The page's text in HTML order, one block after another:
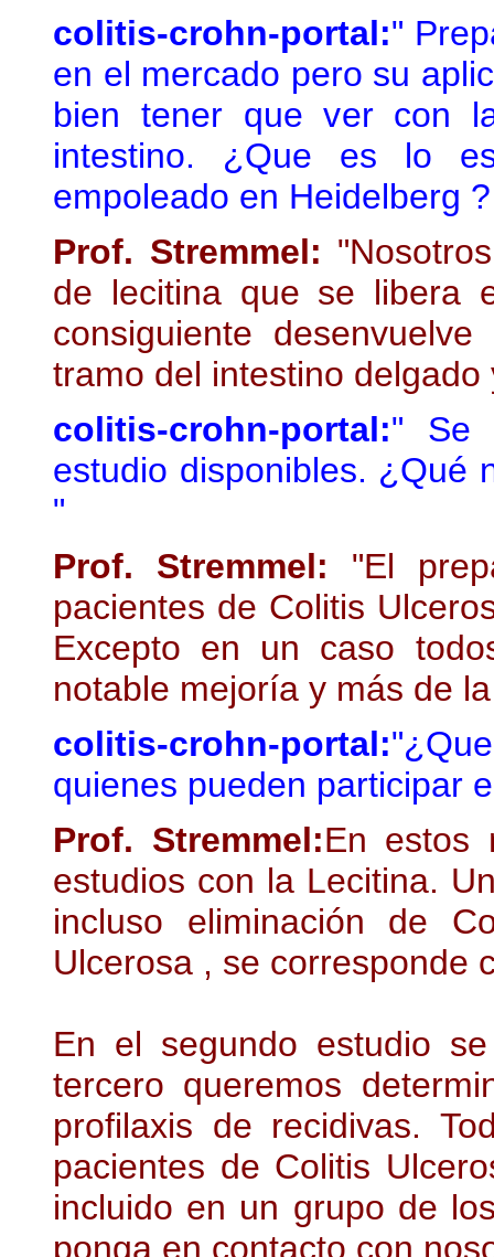
colitis-crohn-portal:"
en el mercado pero su
bien tener que ver con
intestino. ¿Que es lo
empoleado en Heidelberg
Prof. Stremmel:
de lecitina que se libera
consiguiente
tramo del intestino
colitis-crohn-portal:" Se
estudio disponibles. ¿Qué
"
Prof. Stremmel: "El
pacientes de Colitis
Excepto en un caso
notable mejoría y más de
colitis-crohn-portal:
quienes pueden participar
Prof. Stremmel:En estos
estudios con la Lecitina.
incluso eliminación de
Ulcerosa , se corresponde
En el segundo estudio
tercero queremos
profilaxis de recidivas.
pacientes de Colitis
incluido en un grupo de
ponga en contacto con